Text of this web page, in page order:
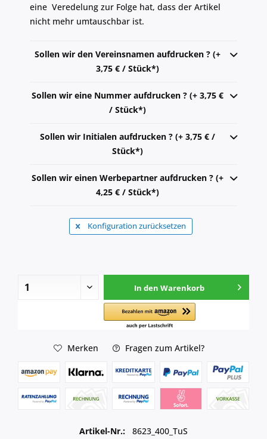
eine Veredelung zur Folge hat, dass der Artikel
nicht mehr umtauschbar ist.
Sollen wir den Vereinsnamen aufdrucken ? (+
3,75 € / Stück*)
Sollen wir eine Nummer aufdrucken ? (+ 3,75 €
/ Stück*)
Sollen wir Initialen aufdrucken ? (+ 3,75 € /
Stück*)
Sollen wir einen Werbepartner aufdrucken ? (+
4,25 € / Stück*)
Konfiguration zurücksetzen
In den Warenkorb
Merken Fragen zum Artikel?
Artikel-Nr.:
8623_400_TuS